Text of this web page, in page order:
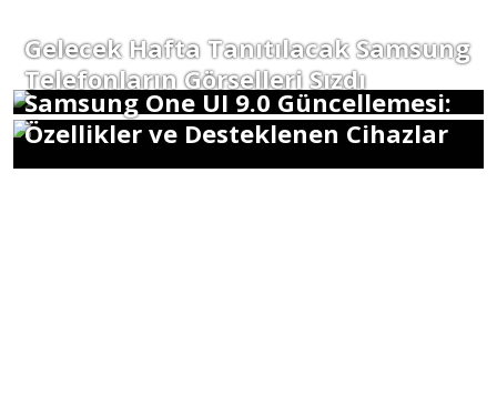
Gelecek Hafta Tanıtılacak Samsung
Telefonların Görselleri Sızdı
Samsung One UI 9.0 Güncellemesi:
Özellikler ve Desteklenen Cihazlar